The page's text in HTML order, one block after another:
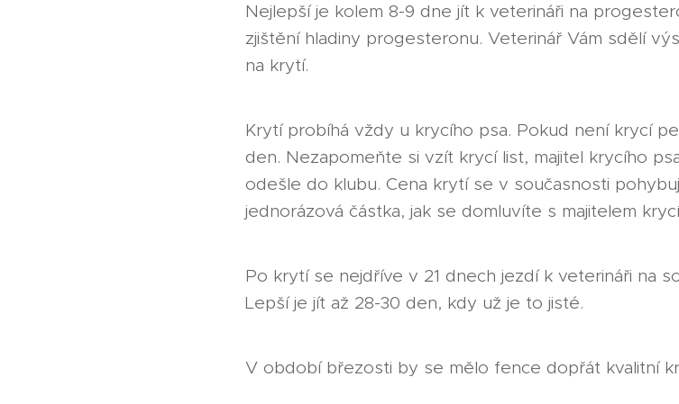
Nejlepší je kolem 8-9 dne jít k veterináři na
zjištění hladiny progesteronu. Veterinář Vám sdělí
na krytí.
Krytí probíhá vždy u krycího psa. Pokud není krycí
den. Nezapomeňte si vzít krycí list, majitel krycího
odešle do klubu. Cena krytí se v současnosti
jednorázová částka, jak se domluvíte s majitelem
Po krytí se nejdříve v 21 dnech jezdí k veterináři na
Lepší je jít až 28-30 den, kdy už je to jisté.
V období březosti by se mělo fence dopřát kvalitní